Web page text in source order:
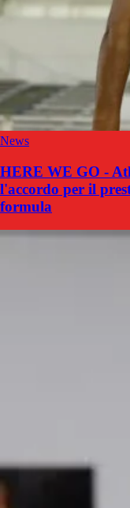
News
HERE WE GO -
l'accordo per il
formula